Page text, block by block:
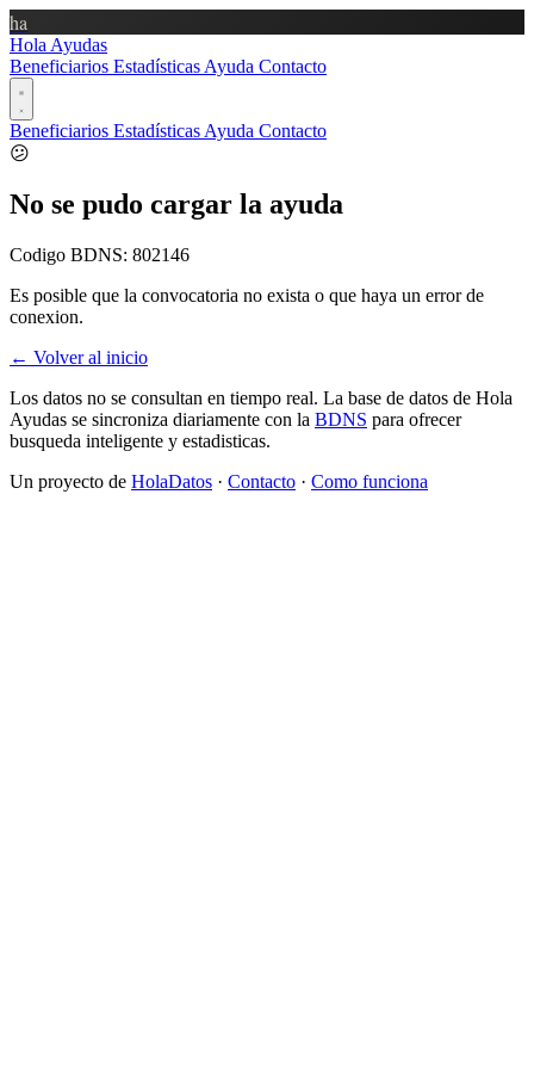
ha
Hola Ayudas
Beneficiarios Estadísticas Ayuda Contacto
Beneficiarios Estadísticas Ayuda Contacto
😕
No se pudo cargar la ayuda
Codigo BDNS: 802146
Es posible que la convocatoria no exista o que haya un error de
conexion.
← Volver al inicio
Los datos no se consultan en tiempo real. La base de datos de Hola
Ayudas se sincroniza diariamente con la BDNS para ofrecer
busqueda inteligente y estadisticas.
Un proyecto de HolaDatos · Contacto · Como funciona